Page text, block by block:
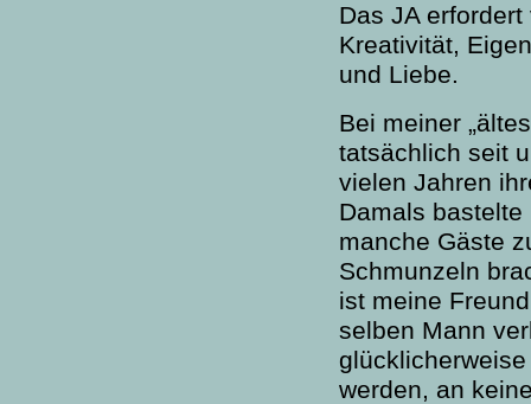
Das JA
Kreativität,
und Liebe.
Bei meiner
tatsächlich seit
vielen Jahren
Damals
manche Gäste
Schmunzeln
ist meine
selben Mann
werden, an